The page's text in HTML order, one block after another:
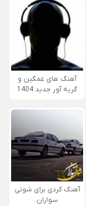
آهنگ های غمگین و
گریه آور جدید 1404
آهنگ کردی برای شوتی
سواران